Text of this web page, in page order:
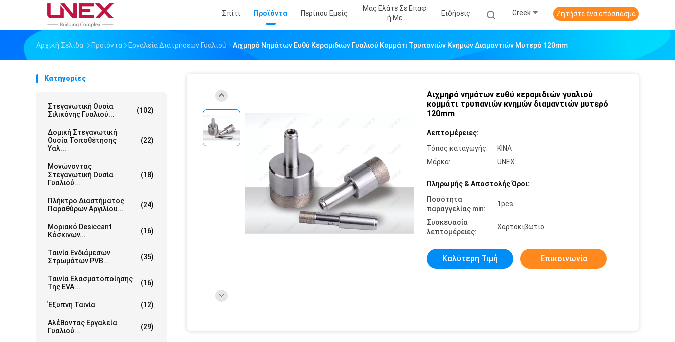
Σπίτι Προϊόντα Περίπου Εμείς
Μας Ελάτε Σε Επαφ
Ή Με
Ειδήσεις Greek Ζητήστε ένα απόσπασμα
Αρχική Σελίδα Προϊόντα Εργαλεία Διατρήσεων Γυαλιού Αιχμηρό Νημάτων Ευθύ Κεραμιδιών Γυαλιού Κομμάτι Τρυπανιών Κνημών Διαμαντιών Μυτερό 120mm
Κατηγορίες
Στεγανωτική Ουσία
Σιλικόνης Γυαλιού...
(102)
Δομική Στεγανωτική
Ουσία Τοποθέτησης
Υαλ...
(22)
Μονώνοντας
Στεγανωτική Ουσία
Γυαλιού...
(18)
Πλήκτρο Διαστήματος
Παραθύρων Αργιλίου...
(24)
Μοριακό Desiccant
Κόσκινων...
(16)
Ταινία Ενδιάμεσων
Στρωμάτων PVB...
(35)
Ταινία Ελασματοποίησης
Της EVA...
(16)
Έξυπνη Ταινία (12)
Αλέθοντας Εργαλεία
Γυαλιού...
(29)
Αιχμηρό νημάτων ευθύ κεραμιδιών γυαλιού
κομμάτι τρυπανιών κνημών διαμαντιών μυτερό
120mm
Λεπτομέρειες:
Τόπος καταγωγής:
ΚΙΝΑ
Μάρκα:
UNEX
Πληρωμής & Αποστολής Όροι:
Ποσότητα
παραγγελίας min:
1pcs
Συσκευασία
λεπτομέρειες:
Χαρτοκιβώτιο
Καλύτερη Τιμή Επικοινωνία